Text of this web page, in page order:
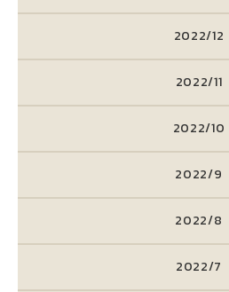
2022/12
2022/11
2022/10
2022/9
2022/8
2022/7